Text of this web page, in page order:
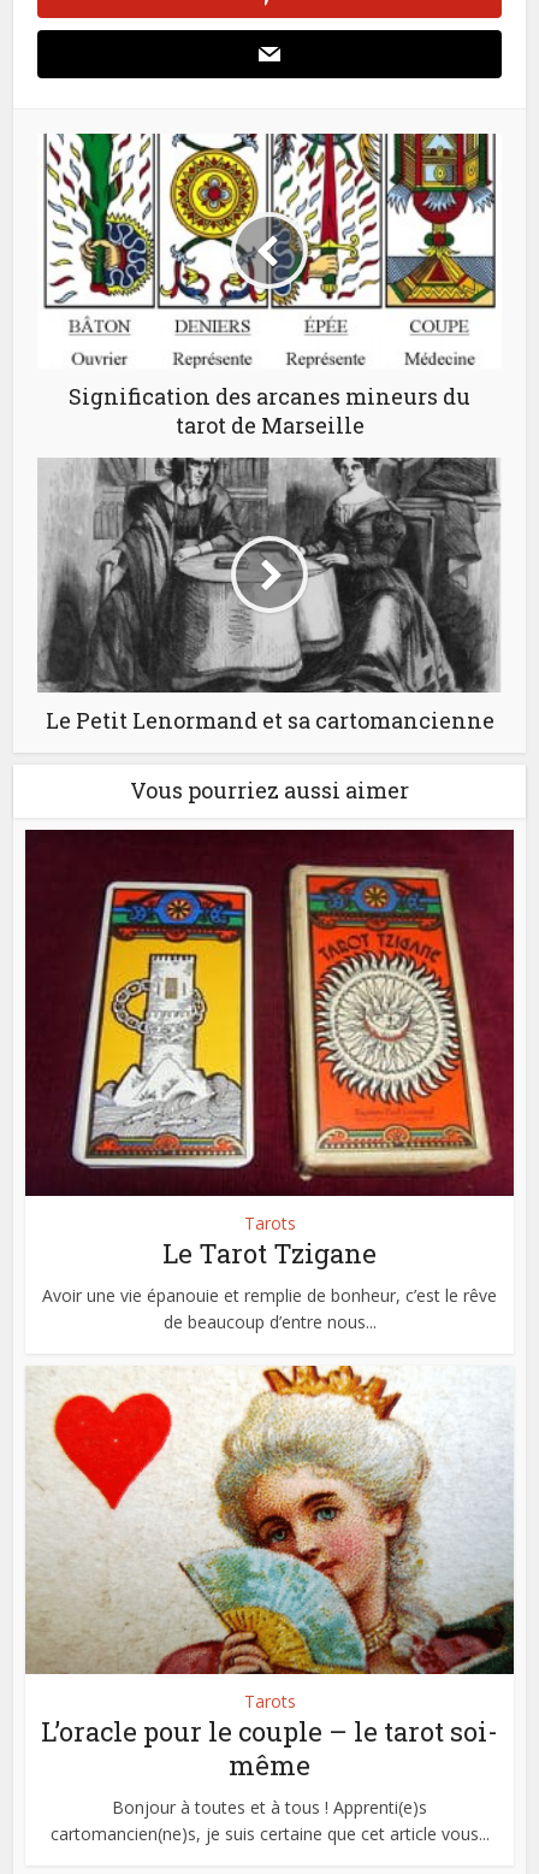
Signification des arcanes mineurs du
tarot de Marseille
Le Petit Lenormand et sa cartomancienne
Vous pourriez aussi aimer
Tarots
Le Tarot Tzigane
Avoir une vie épanouie et remplie de bonheur, c’est le rêve
de beaucoup d’entre nous...
Tarots
L’oracle pour le couple – le tarot soi-
même
Bonjour à toutes et à tous ! Apprenti(e)s
cartomancien(ne)s, je suis certaine que cet article vous...